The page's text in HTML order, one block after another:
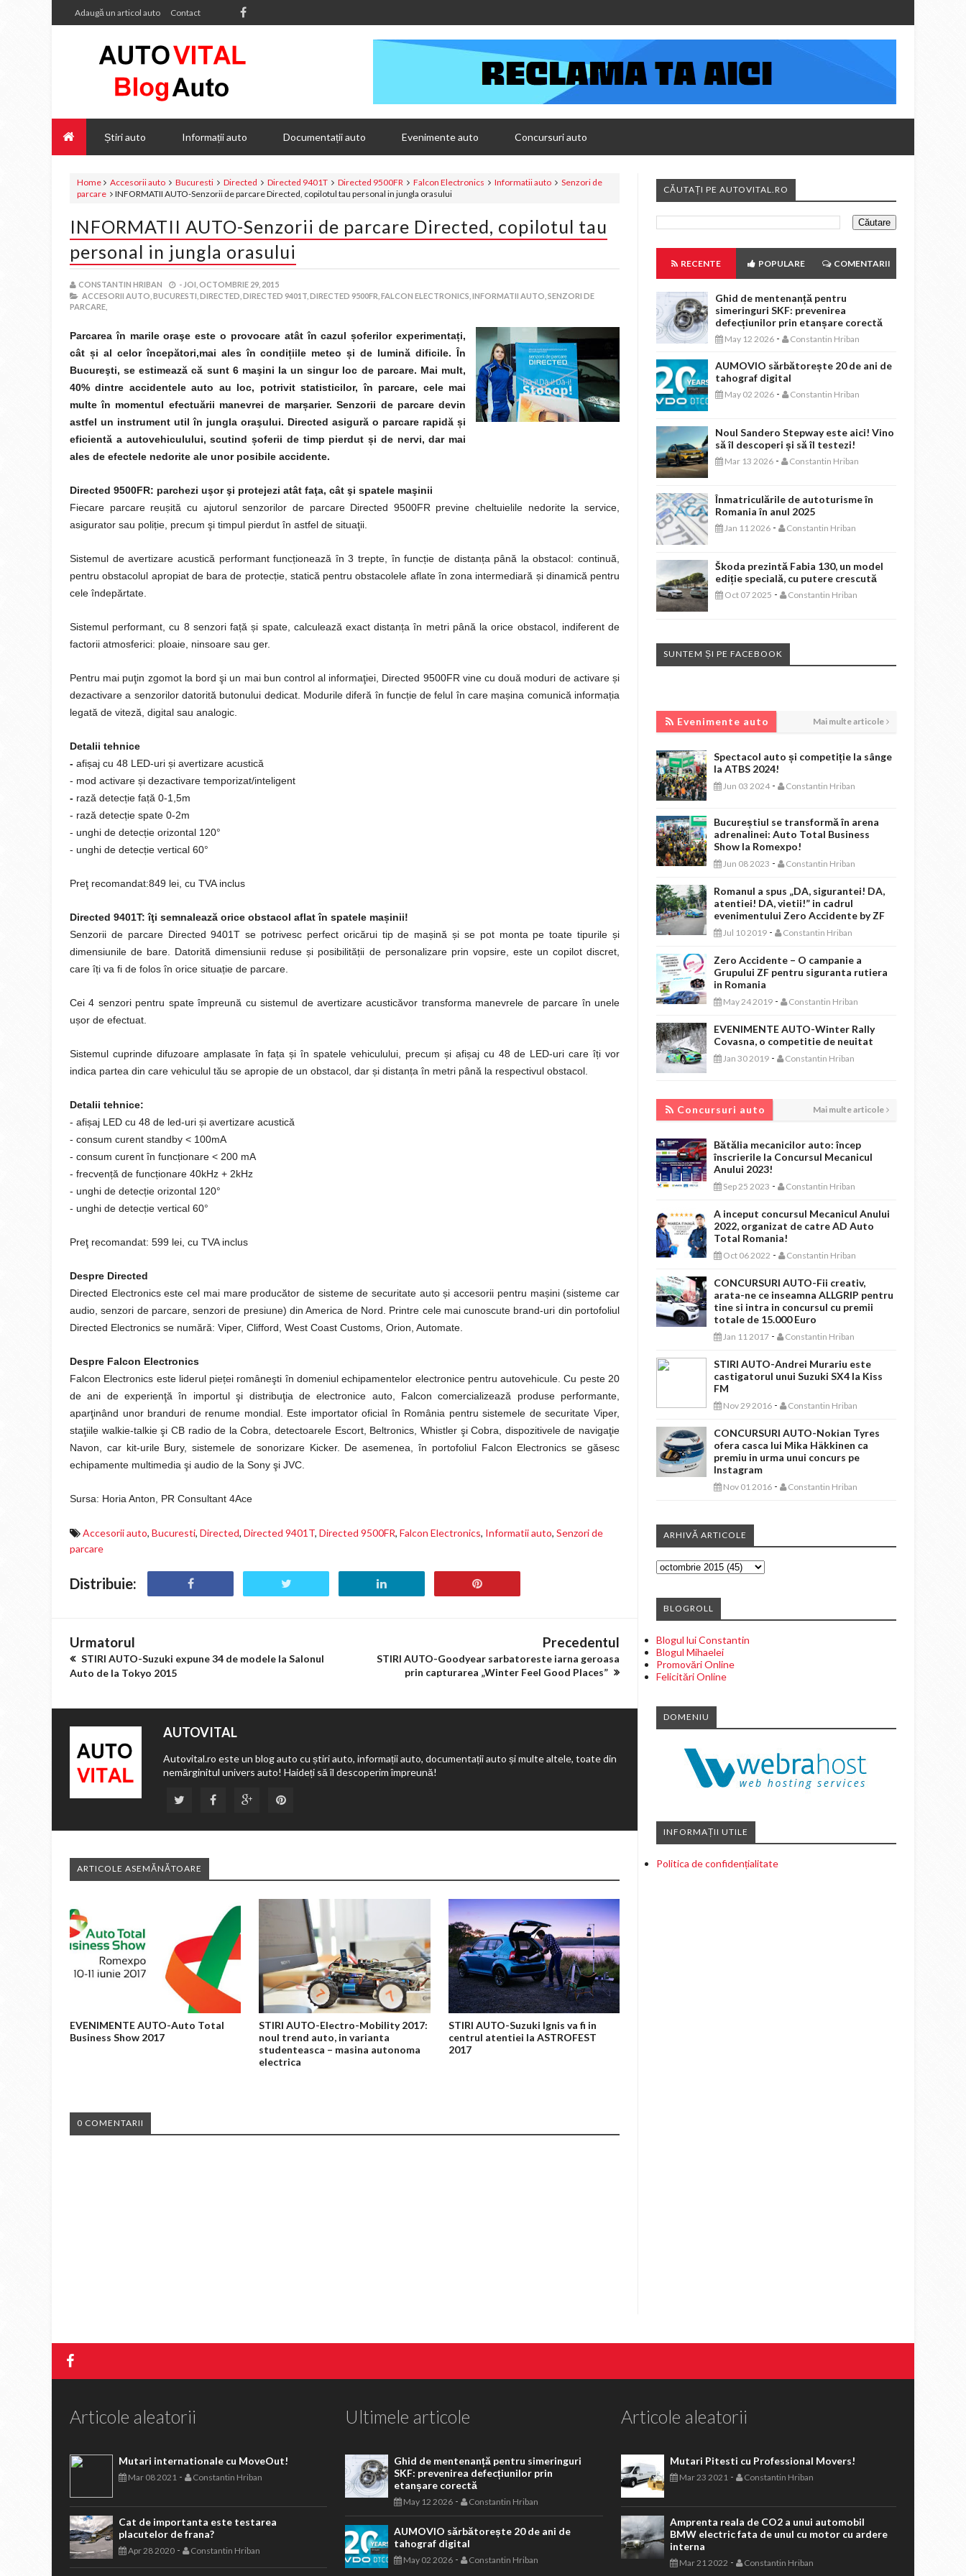
Adaugă un articol auto Contact
Știri auto Informații auto Documentații auto Evenimente auto Concursuri auto
Home Accesorii auto Bucuresti Directed Directed 9401T Directed 9500FR Falcon Electronics Informatii auto
Senzori de
parcare
INFORMATII AUTO-Senzorii de parcare Directed, copilotul tau personal in jungla orasului
INFORMATII AUTO-Senzorii de parcare Directed, copilotul tau
personal in jungla orasului
CONSTANTIN HRIBAN - JOI, OCTOMBRIE 29, 2015
ACCESORII AUTO, BUCURESTI, DIRECTED, DIRECTED 9401T, DIRECTED 9500FR, FALCON ELECTRONICS, INFORMATII AUTO, SENZORI DE
PARCARE,
Parcarea în marile oraşe este o provocare atât în cazulșoferilor experimentați,
cât și al celor începători,mai ales în condițiile meteoși de lumină dificile. În
Bucureşti, se estimează că sunt 6 maşini la un singur loc de parcare. Mai mult,
40% dintre accidentele auto au loc, potrivit statisticilor, în parcare, cele mai
multe în momentul efectuării manevrei de marșarier. Senzorii de parcare devin
astfel un instrument util în jungla oraşului. Directed asigură o parcare rapidă și
eficientă a autovehiculului, scutind șoferii de timp pierdut și de nervi, dar mai
ales de efectele nedorite ale unor posibile accidente.
Directed 9500FR: parchezi uşor şi protejezi atât faţa, cât şi spatele maşinii
Fiecare parcare reușită cu ajutorul senzorilor de parcare Directed 9500FR previne cheltuielile nedorite la service,
asigurator sau poliție, precum şi timpul pierdut în astfel de situaţii.
Sistemul de avertizare acustică performant funcționează în 3 trepte, în funcție de distanța până la obstacol: continuă,
pentru obstacolul apropiat de bara de protecție, statică pentru obstacolele aflate în zona intermediară și dinamică pentru
cele îndepărtate.
Sistemul performant, cu 8 senzori fațăși spate, calculează exact distanța în metri până la orice obstacol, indiferent de
factorii atmosferici: ploaie, ninsoare sau ger.
Pentru mai puţin zgomot la bord şi un mai bun control al informaţiei, Directed 9500FR vine cu două moduri de activare și
dezactivare a senzorilor datorită butonului dedicat. Modurile diferă în funcție de felul în care mașina comunică informația
legată de viteză, digital sau analogic.
Detalii tehnice
- afișaj cu 48 LED-uri și avertizare acustică
- mod activare și dezactivare temporizat/inteligent
- rază detecție față 0-1,5m
- rază detecție spate 0-2m
- unghi de detecție orizontal 120°
- unghi de detecție vertical 60°
Preţ recomandat:849 lei, cu TVA inclus
Directed 9401T: îţi semnalează orice obstacol aflat în spatele mașinii!
Senzorii de parcare Directed 9401T se potrivesc perfect oricărui tip de mașinăși se pot monta pe toate tipurileși
dimensiunile de bare. Datorită dimensiunii reduseși posibilității de personalizare prin vopsire, este un copilot discret,
care îți va fi de folos în orice situație de parcare.
Cei 4 senzori pentru spate împreună cu sistemul de avertizare acusticăvor transforma manevrele de parcare în unele
ușor de efectuat.
Sistemul cuprinde difuzoare amplasate în fațași în spatele vehiculului, precum și afișaj cu 48 de LED-uri care îți vor
indica partea din care vehiculul tău se apropie de un obstacol, dar și distanța în metri până la respectivul obstacol.
Detalii tehnice:
- afișaj LED cu 48 de led-uri și avertizare acustică
- consum curent standby < 100mA
- consum curent în funcționare < 200 mA
- frecvență de funcționare 40kHz + 2kHz
- unghi de detecție orizontal 120°
- unghi de detecție vertical 60°
Preţ recomandat: 599 lei, cu TVA inclus
Despre Directed
Directed Electronics este cel mai mare producător de sisteme de securitate autoși accesorii pentru mașini (sisteme car
audio, senzori de parcare, senzori de presiune) din America de Nord. Printre cele mai cunoscute brand-uri din portofoliul
Directed Electronics se numără: Viper, Clifford, West Coast Customs, Orion, Automate.
Despre Falcon Electronics
Falcon Electronics este liderul pieței româneşti în domeniul echipamentelor electronice pentru autovehicule. Cu peste 20
de ani de experienţă în importul şi distribuţia de electronice auto, Falcon comercializează produse performante,
aparţinând unor branduri de renume mondial. Este importator oficial în România pentru sistemele de securitate Viper,
staţiile walkie-talkie şi CB radio de la Cobra, detectoarele Escort, Beltronics, Whistler şi Cobra, dispozitivele de navigaţie
Navon, car kit-urile Bury, sistemele de sonorizare Kicker. De asemenea, în portofoliul Falcon Electronics se găsesc
echipamente multimedia şi audio de la Sony şi JVC.
Sursa: Horia Anton, PR Consultant 4Ace
Accesorii auto, Bucuresti, Directed, Directed 9401T, Directed 9500FR, Falcon Electronics, Informatii auto, Senzori de
parcare
Distribuie:
Urmatorul
STIRI AUTO-Suzuki expune 34 de modele la Salonul
Auto de la Tokyo 2015
Precedentul
STIRI AUTO-Goodyear sarbatoreste iarna geroasa
prin capturarea „Winter Feel Good Places”
AUTOVITAL
Autovital.ro este un blog auto cu știri auto, informații auto, documentații auto și multe altele, toate din
nemărginitul univers auto! Haideți să îl descoperim împreună!
ARTICOLE ASEMĂNĂTOARE
EVENIMENTE AUTO-Auto Total
Business Show 2017
STIRI AUTO-Electro-Mobility 2017:
noul trend auto, in varianta
studenteasca – masina autonoma
electrica
STIRI AUTO-Suzuki Ignis va fi in
centrul atentiei la ASTROFEST
2017
0 COMENTARII
CĂUTAȚI PE AUTOVITAL.RO
RECENTE POPULARE COMENTARII
Ghid de mentenanță pentru
simeringuri SKF: prevenirea
defecțiunilor prin etanșare corectă
May 12 2026 - Constantin Hriban
AUMOVIO sărbătorește 20 de ani de
tahograf digital
May 02 2026 - Constantin Hriban
Noul Sandero Stepway este aici! Vino
să îl descoperi și să îl testezi!
Mar 13 2026 - Constantin Hriban
Înmatriculările de autoturisme în
Romania în anul 2025
Jan 11 2026 - Constantin Hriban
Škoda prezintă Fabia 130, un model
ediție specială, cu putere crescută
Oct 07 2025 - Constantin Hriban
SUNTEM ȘI PE FACEBOOK
Evenimente auto Mai multe articole
Spectacol auto și competiție la sânge
la ATBS 2024!
Jun 03 2024 - Constantin Hriban
Bucureștiul se transformă în arena
adrenalinei: Auto Total Business
Show la Romexpo!
Jun 08 2023 - Constantin Hriban
Romanul a spus „DA, sigurantei! DA,
atentiei! DA, vietii!” in cadrul
evenimentului Zero Accidente by ZF
Jul 10 2019 - Constantin Hriban
Zero Accidente – O campanie a
Grupului ZF pentru siguranta rutiera
in Romania
May 24 2019 - Constantin Hriban
EVENIMENTE AUTO-Winter Rally
Covasna, o competitie de neuitat
Jan 30 2019 - Constantin Hriban
Concursuri auto Mai multe articole
Bătălia mecanicilor auto: încep
înscrierile la Concursul Mecanicul
Anului 2023!
Sep 25 2023 - Constantin Hriban
A inceput concursul Mecanicul Anului
2022, organizat de catre AD Auto
Total Romania!
Oct 06 2022 - Constantin Hriban
CONCURSURI AUTO-Fii creativ,
arata-ne ce inseamna ALLGRIP pentru
tine si intra in concursul cu premii
totale de 15.000 Euro
Jan 11 2017 - Constantin Hriban
STIRI AUTO-Andrei Murariu este
castigatorul unui Suzuki SX4 la Kiss
FM
Nov 29 2016 - Constantin Hriban
CONCURSURI AUTO-Nokian Tyres
ofera casca lui Mika Häkkinen ca
premiu in urma unui concurs pe
Instagram
Nov 01 2016 - Constantin Hriban
ARHIVĂ ARTICOLE
BLOGROLL
Blogul lui Constantin
Blogul Mihaelei
Promovări Online
Felicitări Online
DOMENIU
INFORMAȚII UTILE
Politica de confidențialitate
Articole aleatorii
Mutari internationale cu MoveOut!
Mar 08 2021 - Constantin Hriban
Cat de importanta este testarea
placutelor de frana?
Apr 28 2020 - Constantin Hriban
Ultimele articole
Ghid de mentenanță pentru simeringuri
SKF: prevenirea defecțiunilor prin
etanșare corectă
May 12 2026 - Constantin Hriban
AUMOVIO sărbătorește 20 de ani de
tahograf digital
May 02 2026 - Constantin Hriban
Articole aleatorii
Mutari Pitesti cu Professional Movers!
Mar 23 2021 - Constantin Hriban
Amprenta reala de CO2 a unui automobil
BMW electric fata de unul cu motor cu ardere
interna
Mar 21 2022 - Constantin Hriban